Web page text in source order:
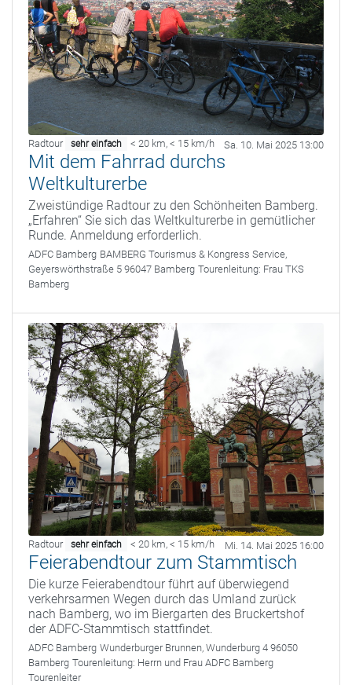
Radtour sehr einfach < 20 km, < 15 km/h Sa. 10. Mai 2025 13:00
Mit dem Fahrrad durchs
Weltkulturerbe
Zweistündige Radtour zu den Schönheiten Bamberg.
„Erfahren“ Sie sich das Weltkulturerbe in gemütlicher
Runde. Anmeldung erforderlich.
ADFC Bamberg BAMBERG Tourismus & Kongress Service,
Geyerswörthstraße 5 96047 Bamberg Tourenleitung: Frau TKS
Bamberg
Radtour sehr einfach < 20 km, < 15 km/h Mi. 14. Mai 2025 16:00
Feierabendtour zum Stammtisch
Die kurze Feierabendtour führt auf überwiegend
verkehrsarmen Wegen durch das Umland zurück
nach Bamberg, wo im Biergarten des Bruckertshof
der ADFC-Stammtisch stattfindet.
ADFC Bamberg Wunderburger Brunnen, Wunderburg 4 96050
Bamberg Tourenleitung: Herrn und Frau ADFC Bamberg
Tourenleiter